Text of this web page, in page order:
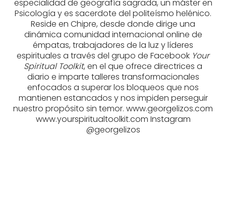
especialidad de geografía sagrada, un máster en
Psicología y es sacerdote del politeísmo helénico.
Reside en Chipre, desde donde dirige una
dinámica comunidad internacional online de
émpatas, trabajadores de la luz y líderes
espirituales a través del grupo de Facebook Your
Spiritual Toolkit, en el que ofrece directrices a
diario e imparte talleres transformacionales
enfocados a superar los bloqueos que nos
mantienen estancados y nos impiden perseguir
nuestro propósito sin temor. www.georgelizos.com
www.yourspiritualtoolkit.com Instagram
@georgelizos